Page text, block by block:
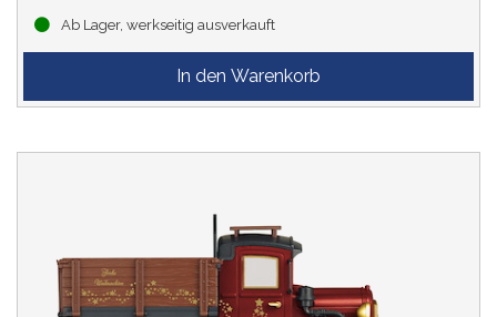
Ab Lager, werkseitig ausverkauft